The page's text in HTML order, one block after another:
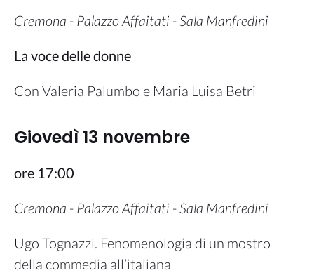
Cremona - Palazzo Affaitati - Sala Manfredini
La voce delle donne
Con Valeria Palumbo e Maria Luisa Betri
Giovedì 13 novembre
ore 17:00
Cremona - Palazzo Affaitati - Sala Manfredini
Ugo Tognazzi. Fenomenologia di un mostro
della commedia all’italiana